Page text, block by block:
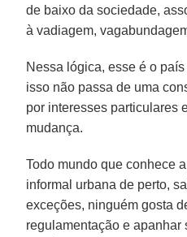
de baixo da sociedade,
à vadiagem,
Nessa lógica, esse é o
isso não passa de uma
por interesses particulares
mudança.
Todo mundo que conhece
informal urbana de perto,
exceções, ninguém gosta
regulamentação e apanhar